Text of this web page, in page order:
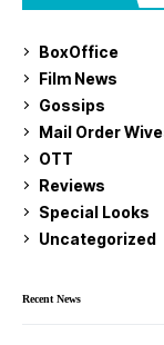
BoxOffice
Film News
Gossips
Mail Order
OTT
Reviews
Special Looks
Uncategorized
Recent News